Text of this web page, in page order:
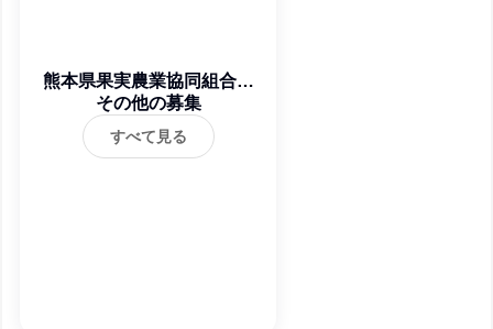
熊本県果実農業協同組合連
合会
その他の募集
すべて見る